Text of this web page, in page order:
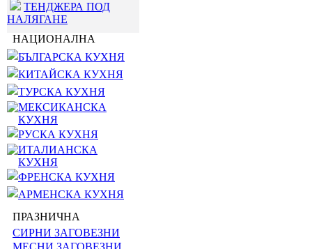
ТЕНДЖЕРА ПОД
НАЛЯГАНЕ
НАЦИОНАЛНА
БЪЛГАРСКА КУХНЯ
КИТАЙСКА КУХНЯ
ТУРСКА КУХНЯ
МЕКСИКАНСКА
КУХНЯ
РУСКА КУХНЯ
ИТАЛИАНСКА
КУХНЯ
ФРЕНСКА КУХНЯ
АРМЕНСКА КУХНЯ
ПРАЗНИЧНА
СИРНИ ЗАГОВЕЗНИ
МЕСНИ ЗАГОВЕЗНИ